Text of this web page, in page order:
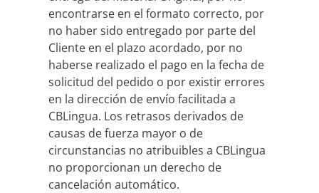
encontrarse en el formato correcto, por
no haber sido entregado por parte del
Cliente en el plazo acordado, por no
haberse realizado el pago en la fecha de
solicitud del pedido o por existir errores
en la dirección de envío facilitada a
CBLingua. Los retrasos derivados de
causas de fuerza mayor o de
circunstancias no atribuibles a CBLingua
no proporcionan un derecho de
cancelación automático.